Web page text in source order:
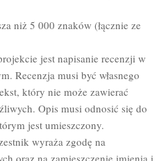
niż 5 000 znaków (łącznie ze
jest napisanie recenzji w
Recenzja musi być własnego
który nie może zawierać
Opis musi odnosić się do
jest umieszczony.
wyraża zgodę na
oraz na zamieszczenie imienia i